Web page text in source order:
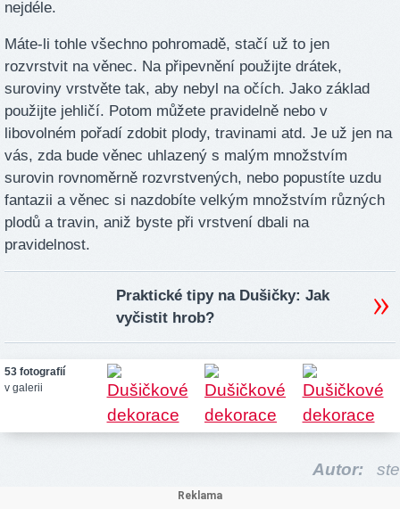
nejdéle.
Máte-li tohle všechno pohromadě, stačí už to jen
rozvrstvit na věnec. Na připevnění použijte drátek,
suroviny vrstvěte tak, aby nebyl na očích. Jako základ
použijte jehličí. Potom můžete pravidelně nebo v
libovolném pořadí zdobit plody, travinami atd. Je už jen na
vás, zda bude věnec uhlazený s malým množstvím
surovin rovnoměrně rozvrstvených, nebo popustíte uzdu
fantazii a věnec si nazdobíte velkým množstvím různých
plodů a travin, aniž byste při vrstvení dbali na
pravidelnost.
Praktické tipy na Dušičky: Jak
vyčistit hrob?
53 fotografií
v galerii
Autor: ste